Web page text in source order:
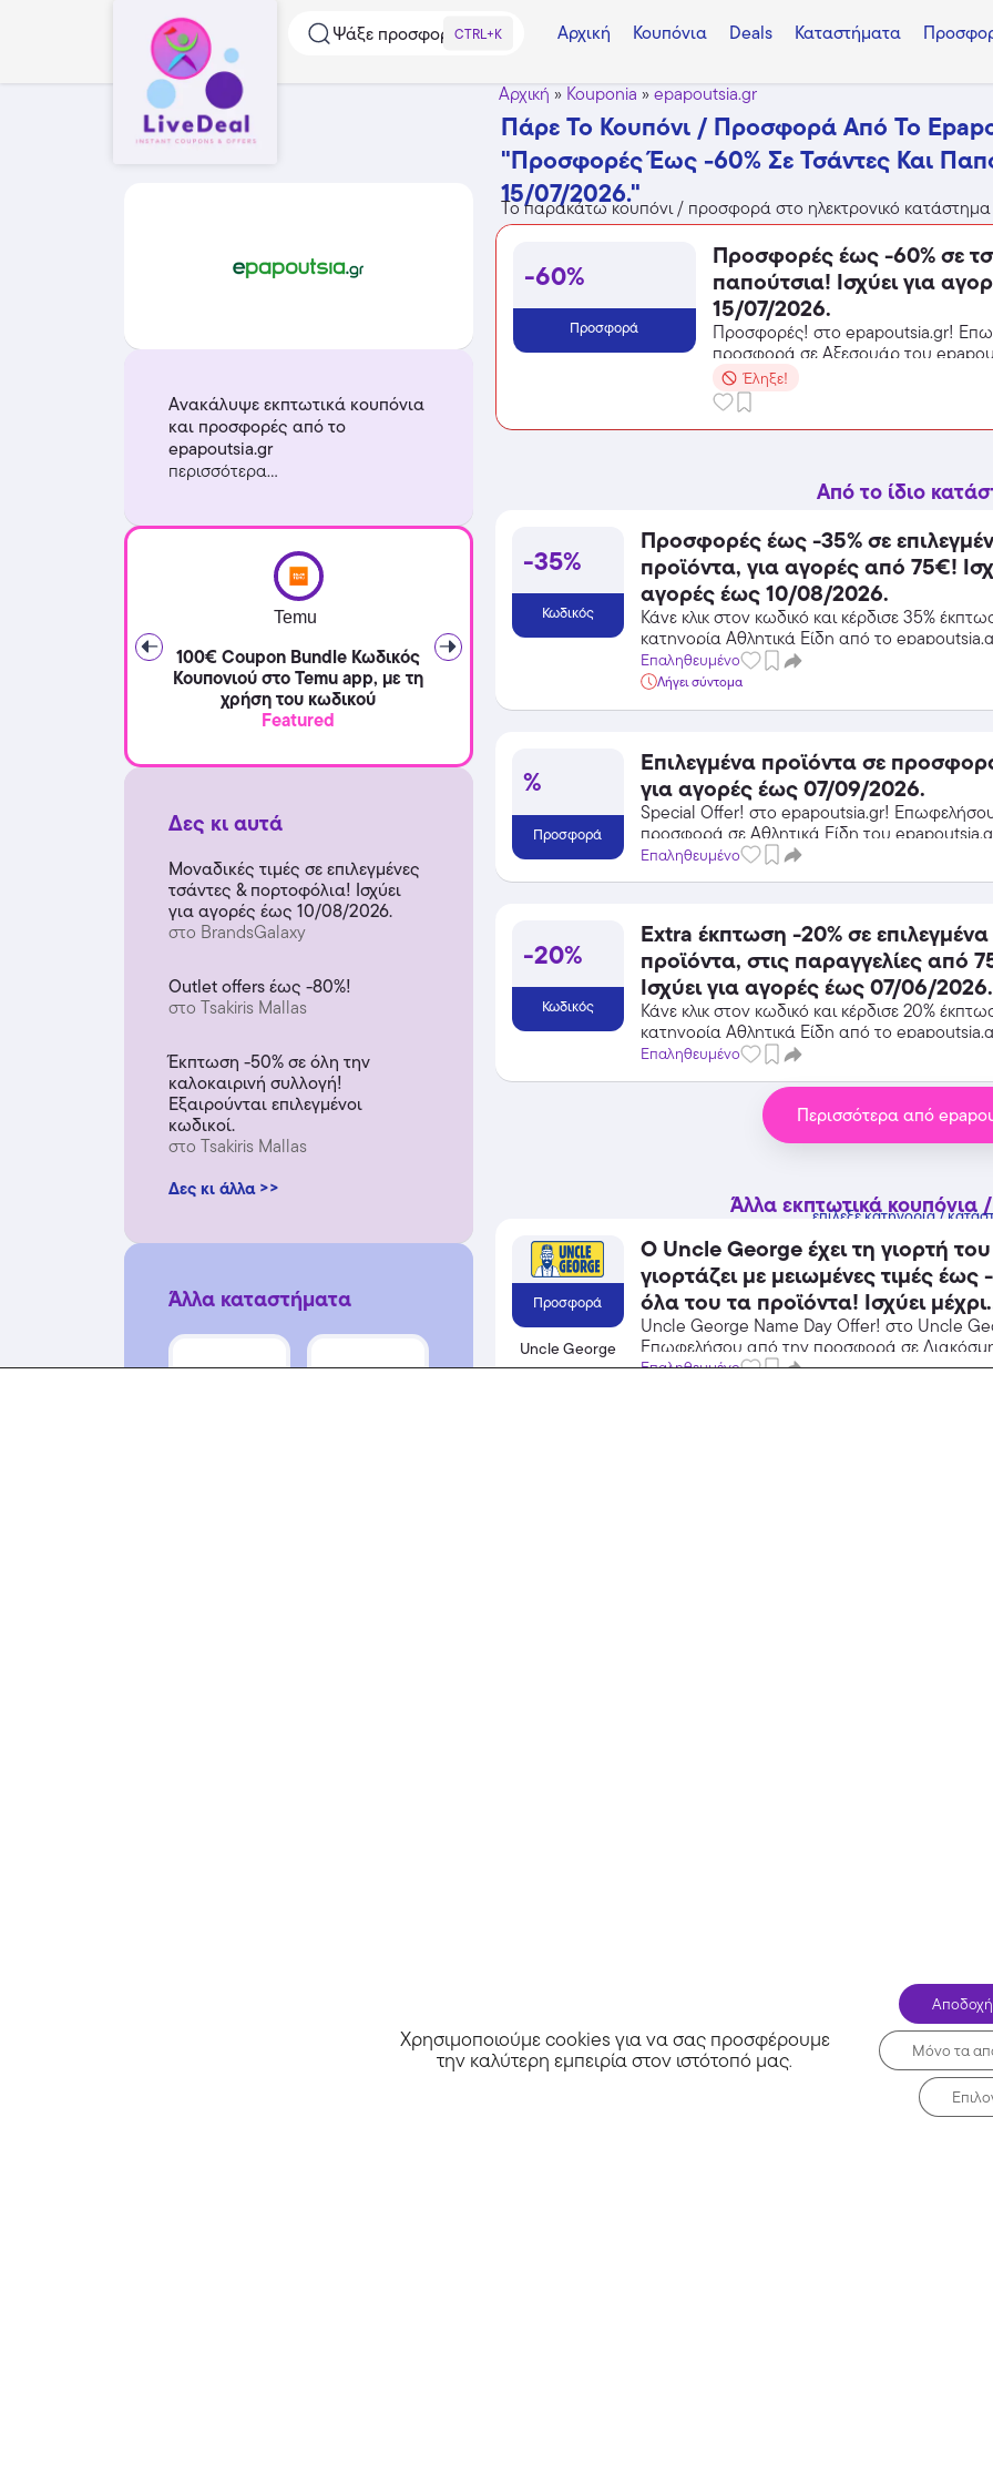
Ψάξε προσφορές...CTRL+K Αρχική Κουπόνια Deals Καταστήματα
Ανακάλυψε εκπτωτικά κουπόνια
και προσφορές από το
epapoutsia.gr
περισσότερα...
Temu
100€ Coupon Bundle Κωδικός
Κουπονιού στο Temu app, με τη
χρήση του κωδικού
Featured
Temu
Extra -40% Έκπτωση σε όλα τα
προϊόντα, με τη χρήση του
κωδικού
Featured
Δες κι αυτά
Μοναδικές τιμές σε επιλεγμένες
τσάντες & πορτοφόλια! Ισχύει
για αγορές έως 10/08/2026.
στο BrandsGalaxy
Outlet offers έως -80%!
στο Tsakiris Mallas
Έκπτωση -50% σε όλη την
καλοκαιρινή συλλογή!
Εξαιρούνται επιλεγμένοι
κωδικοί.
στο Tsakiris Mallas
Δες κι άλλα >>
Άλλα καταστήματα
Αρχική » Kouponia »epapoutsia.gr
Πάρε Το Κουπόνι / Προσφορά Από Το
"Προσφορές Έως -60% Σε Τσάντες Και
15/07/2026."
Το παρακάτω κουπόνι / προσφορά στο ηλεκτρονικό
-60%
Προσφορά
Προσφορές έως -60% σε
παπούτσια! Ισχύει για
15/07/2026.
Προσφορές! στο epapoutsia.gr!
προσφορά σε Αξεσουάρ του
από τις εκπτώσεις!
Έληξε!
Από το ίδιο
-35%
Κωδικός
Προσφορές έως -35% σε
προϊόντα, για αγορές από 75€!
αγορές έως 10/08/2026.
Κάνε κλικ στον κωδικό και κέρδισε 35%
κατηγορία Αθλητικά Είδη από το
Επαληθευμένο
Λήγει σύντομα
%
Προσφορά
Επιλεγμένα προϊόντα σε
για αγορές έως 07/09/2026.
Special Offer! στο epapoutsia.gr!
προσφορά σε Αθλητικά Είδη του
κέρδισε από τις εκπτώσεις!
Επαληθευμένο
-20%
Κωδικός
Extra έκπτωση -20% σε επιλεγμένα
προϊόντα, στις παραγγελίες από
Ισχύει για αγορές έως 07/06/2026.
Κάνε κλικ στον κωδικό και κέρδισε 20%
κατηγορία Αθλητικά Είδη από το
Επαληθευμένο
Περισσότερα από
Άλλα εκπτωτικά
επίλεξε κατηγορία /
Προσφορά
Uncle George
Ο Uncle George έχει τη γιορτή του
γιορτάζει με μειωμένες τιμές έως
όλα του τα προϊόντα! Ισχύει μέχρι
εξαντλήσεως των αποθεμάτων.
Uncle George Name Day Offer! στο Uncle
Επωφελήσου από την προσφορά σε
Uncle George και κέρδισε από τις εκπτώσεις!
Επαληθευμένο
Χρησιμοποιούμε cookies για να σας προσφέρουμε
την καλύτερη εμπειρία στον ιστότοπό μας. Μόνο τα